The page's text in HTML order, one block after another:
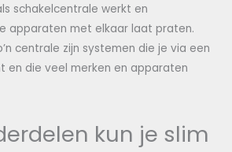
schakelcentrale werkt en
apparaten met elkaar laat praten.
centrale zijn systemen die je via een
en die veel merken en apparaten
kun je slim